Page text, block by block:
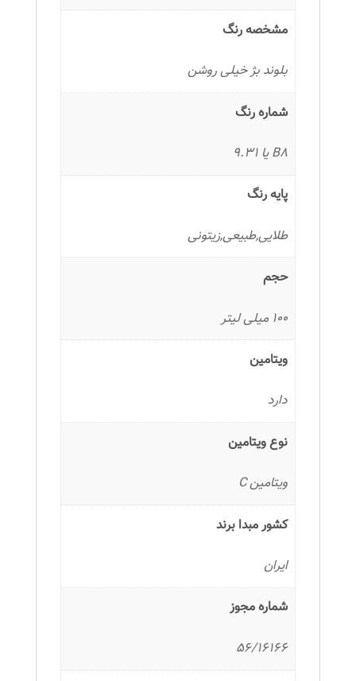
مشخصه رنگ
بلوند بژ خیلی روشن
شماره رنگ
B8 یا 9.31
پایه رنگ
طلایی,طبیعی,زیتونی
حجم
100 میلی لیتر
ویتامین
دارد
نوع ویتامین
ویتامین C
کشور مبدا برند
ایران
شماره مجوز
56/16166